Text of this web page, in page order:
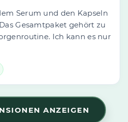
Serum und den Kapseln
Gesamtpaket gehört zu
Ich kann es nur
ANZEIGEN